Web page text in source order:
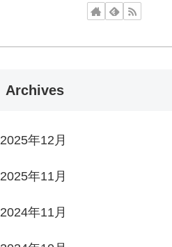
Archives
2025年12月
2025年11月
2024年11月